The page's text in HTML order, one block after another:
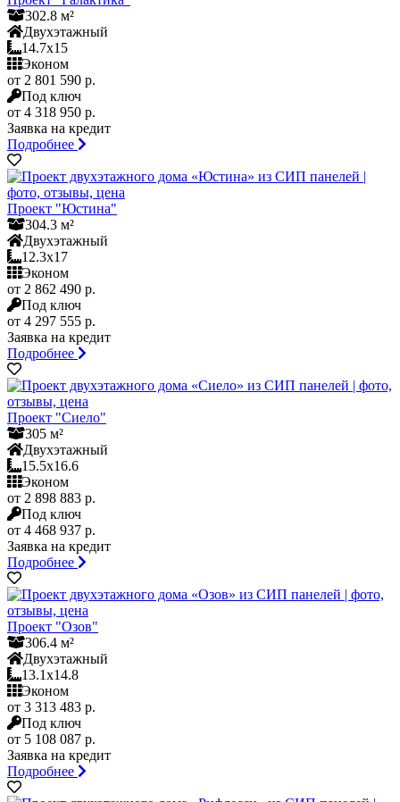
302.8 м²
Двухэтажный
14.7x15
Эконом
от 2 801 590 р.
Под ключ
от 4 318 950 р.
Заявка на кредит
Подробнее
Проект "Юстина"
304.3 м²
Двухэтажный
12.3x17
Эконом
от 2 862 490 р.
Под ключ
от 4 297 555 р.
Заявка на кредит
Подробнее
Проект "Сиело"
305 м²
Двухэтажный
15.5x16.6
Эконом
от 2 898 883 р.
Под ключ
от 4 468 937 р.
Заявка на кредит
Подробнее
Проект "Озов"
306.4 м²
Двухэтажный
13.1x14.8
Эконом
от 3 313 483 р.
Под ключ
от 5 108 087 р.
Заявка на кредит
Подробнее